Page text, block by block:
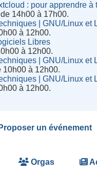
: pour apprendre à
14h00 à 17h00.
| GNU/Linux et
à 12h00.
Libres
à 12h00.
| GNU/Linux et
10h00 à 12h00.
| GNU/Linux et
à 12h00.
Proposer un événement
Orgas